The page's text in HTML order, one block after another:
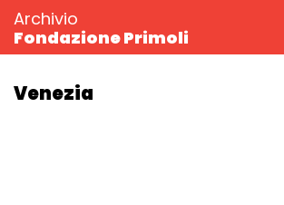
Archivio
Fondazione Primoli
Venezia